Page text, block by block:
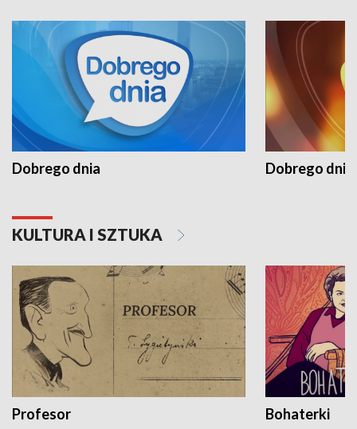
Dobrego dnia Dobrego dnia
KULTURA I SZTUKA
Profesor Bohaterki